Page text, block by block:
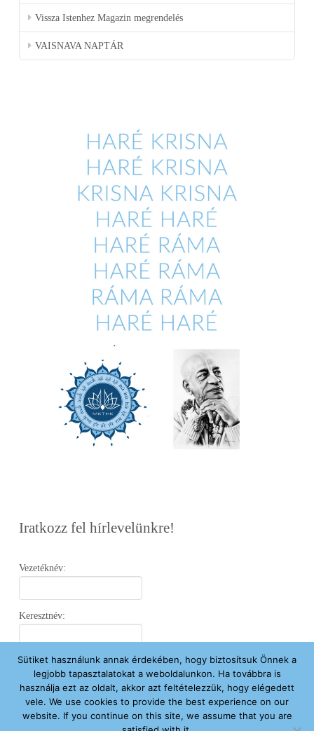
Vissza Istenhez Magazin megrendelés
VAISNAVA NAPTÁR
Iratkozz fel hírlevelünkre!
Vezetéknév:
Keresztnév:
Email:
Elfogadom az Adatvédelmi Nyilatkozatot.
Sütiket használunk annak érdekében, hogy biztosítsuk Önnek a
legjobb tapasztalatokat a weboldalunkon. Ha továbbra is
használja ezt az oldalt, akkor azt feltételezzük, hogy elégedett
vele. We use cookies to provide the best experience on our
website. If you continue on this site, we assume that you are